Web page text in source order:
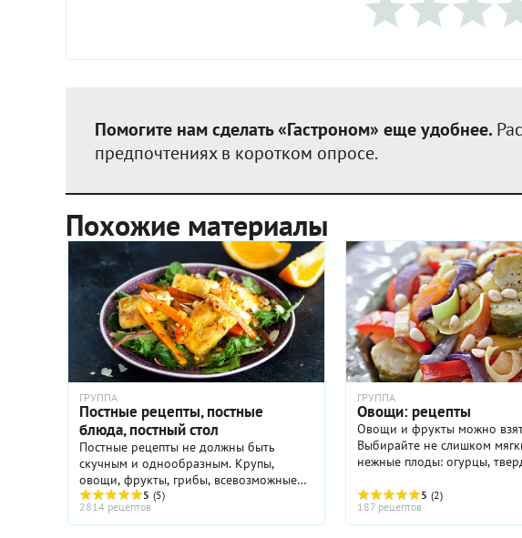
Помогите нам сделать «Гастроном» еще удобнее.
предпочтениях в коротком опросе.
Похожие материалы
ГРУППА
Постные рецепты, постные
блюда, постный стол
Постные рецепты не должны быть
скучным и однообразным. Крупы,
овощи, фрукты, грибы, всевозможные
соленья и маринады - постные блюда с
этими продуктами не только очень
вкусны, но еще и полезны ...
5 (5)
2814 рецептов
ГРУППА
Овощи: рецепты
Овощи и фрукты можно
Выбирайте не слишком
нежные плоды: огурцы,
яблоки, груши, бананы.
дорожный обед из сырых
5 (2)
187 рецептов